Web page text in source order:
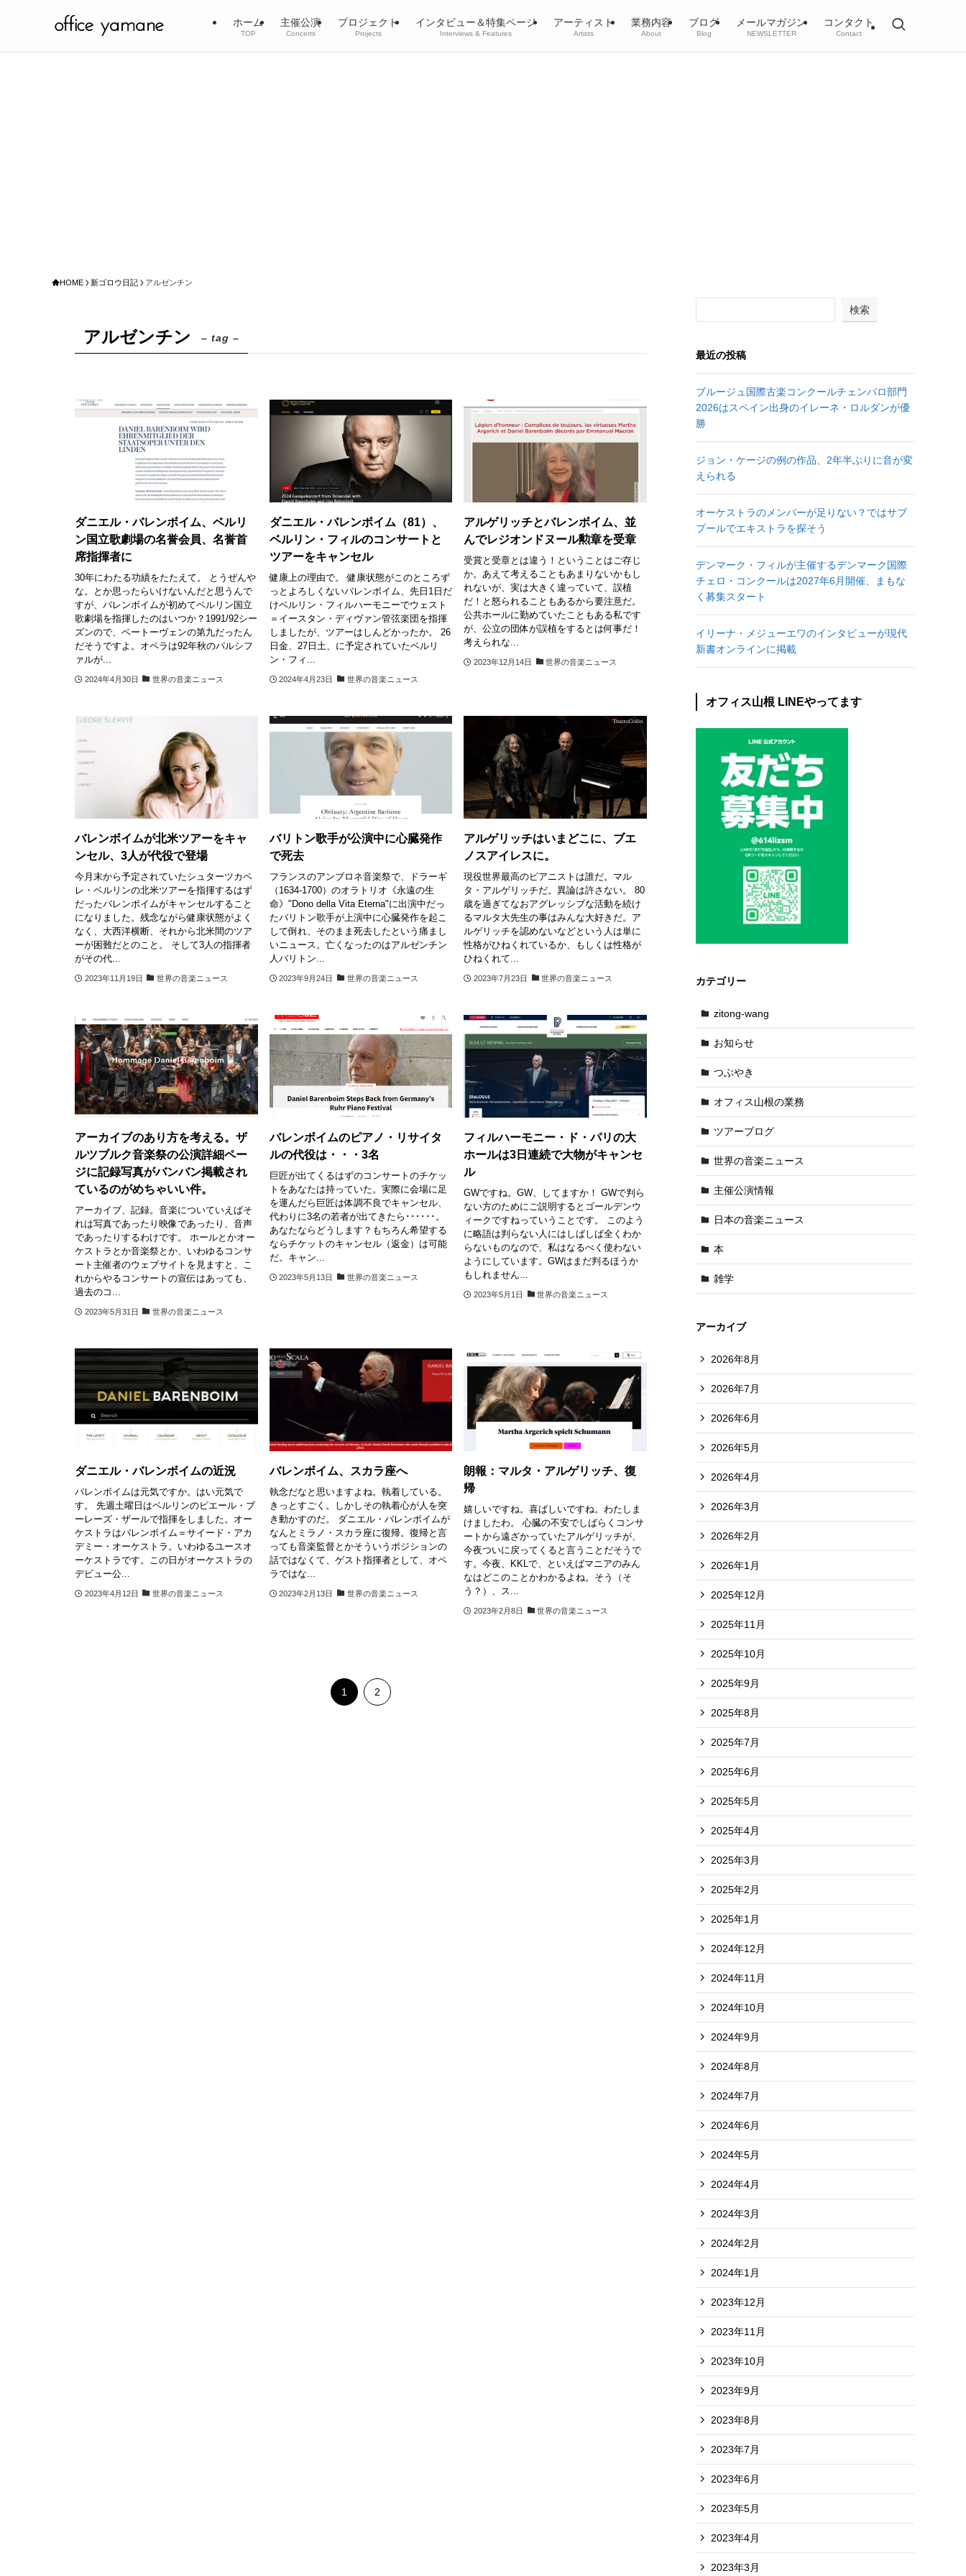
ホーム
TOP
主催公演
Concerts
プロジェクト
Projects
インタビュー＆特集ページ
Interviews & Features
アーティスト
Artists
業務内容
About
ブログ
Blog
メールマガジン
NEWSLETTER
コンタクト
Contact
HOME 新ゴロウ日記 アルゼンチン
アルゼンチン – tag –
ダニエル・バレンボイム、ベルリ
ン国立歌劇場の名誉会員、名誉首
席指揮者に
30年にわたる功績をたたえて。 とうぜんや
な。とか思ったらいけないんだと思うんで
すが、バレンボイムが初めてベルリン国立
歌劇場を指揮したのはいつか？1991/92シー
ズンので、ベートーヴェンの第九だったん
だそうですよ。オペラは92年秋のパルシフ
ァルが...
2024年4月30日 世界の音楽ニュース
ダニエル・バレンボイム（81）、
ベルリン・フィルのコンサートと
ツアーをキャンセル
健康上の理由で。 健康状態がこのところず
っとよろしくないバレンボイム、先日1日だ
けベルリン・フィルハーモニーでウェスト
＝イースタン・ディヴァン管弦楽団を指揮
しましたが、ツアーはしんどかったか。 26
日金、27日土、に予定されていたベルリ
ン・フィ...
2024年4月23日 世界の音楽ニュース
アルゲリッチとバレンボイム、並
んでレジオンドヌール勲章を受章
受賞と受章とは違う！ということはご存じ
か。あえて考えることもあまりないかもし
れないが、実は大きく違っていて、誤植
だ！と怒られることもあるから要注意だ。
公共ホールに勤めていたこともある私です
が、公立の団体が誤植をするとは何事だ！
考えられな...
2023年12月14日 世界の音楽ニュース
バレンボイムが北米ツアーをキャ
ンセル、3人が代役で登場
今月末から予定されていたシュターツカペ
レ・ベルリンの北米ツアーを指揮するはず
だったバレンボイムがキャンセルすること
になりました。残念ながら健康状態がよく
なく、大西洋横断、それから北米間のツア
ーが困難だとのこと。 そして3人の指揮者
がその代...
2023年11月19日 世界の音楽ニュース
バリトン歌手が公演中に心臓発作
で死去
フランスのアンブロネ音楽祭で、ドラーギ
（1634-1700）のオラトリオ《永遠の生
命》"Dono della Vita Eterna"に出演中だっ
たバリトン歌手が上演中に心臓発作を起こ
して倒れ、そのまま死去したという痛まし
いニュース。亡くなったのはアルゼンチン
人バリトン...
2023年9月24日 世界の音楽ニュース
アルゲリッチはいまどこに、ブエ
ノスアイレスに。
現役世界最高のピアニストは誰だ。マル
タ・アルゲリッチだ。異論は許さない。 80
歳を過ぎてなおアグレッシブな活動を続け
るマルタ大先生の事はみんな大好きだ。ア
ルゲリッチを認めないなどという人は単に
性格がひねくれているか、もしくは性格が
ひねくれて...
2023年7月23日 世界の音楽ニュース
アーカイブのあり方を考える。ザ
ルツブルク音楽祭の公演詳細ペー
ジに記録写真がバンバン掲載され
ているのがめちゃいい件。
アーカイブ、記録。音楽についていえばそ
れは写真であったり映像であったり、音声
であったりするわけです。 ホールとかオー
ケストラとか音楽祭とか、いわゆるコンサ
ート主催者のウェブサイトを見ますと、こ
れからやるコンサートの宣伝はあっても、
過去のコ...
2023年5月31日 世界の音楽ニュース
バレンボイムのピアノ・リサイタ
ルの代役は・・・3名
巨匠が出てくるはずのコンサートのチケッ
トをあなたは持っていた。実際に会場に足
を運んだら巨匠は体調不良でキャンセル、
代わりに3名の若者が出てきたら･･････。
あなたならどうします？もちろん希望する
ならチケットのキャンセル（返金）は可能
だ。キャン...
2023年5月13日 世界の音楽ニュース
フィルハーモニー・ド・パリの大
ホールは3日連続で大物がキャンセ
ル
GWですね。GW、してますか！ GWで判ら
ない方のためにご説明するとゴールデンウ
ィークですねっていうことです。 このよう
に略語は判らない人にはしばしば全くわか
らないものなので、私はなるべく使わない
ようにしています。GWはまだ判るほうか
もしれません...
2023年5月1日 世界の音楽ニュース
ダニエル・バレンボイムの近況
バレンボイムは元気ですか。はい元気で
す。 先週土曜日はベルリンのピエール・ブ
ーレーズ・ザールで指揮をしました。オー
ケストラはバレンボイム＝サイード・アカ
デミー・オーケストラ。いわゆるユースオ
ーケストラです。この日がオーケストラの
デビュー公...
2023年4月12日 世界の音楽ニュース
バレンボイム、スカラ座へ
執念だなと思いますよね。執着している。
きっとすごく。しかしその執着心が人を突
き動かすのだ。 ダニエル・バレンボイムが
なんとミラノ・スカラ座に復帰。復帰と言
っても音楽監督とかそういうポジションの
話ではなくて、ゲスト指揮者として、オペ
ラではな...
2023年2月13日 世界の音楽ニュース
朗報：マルタ・アルゲリッチ、復
帰
嬉しいですね。喜ばしいですね。わたしま
けましたわ。 心臓の不安でしばらくコンサ
ートから遠ざかっていたアルゲリッチが、
今夜ついに戻ってくると言うことだそうで
す。今夜、KKLで、といえばマニアのみん
なはどこのことかわかるよね。そう（そ
う？）、ス...
2023年2月8日 世界の音楽ニュース
1 2
検索
最近の投稿
ブルージュ国際古楽コンクールチェンバロ部門
2026はスペイン出身のイレーネ・ロルダンが優
勝
ジョン・ケージの例の作品、2年半ぶりに音が変
えられる
オーケストラのメンバーが足りない？ではサブ
プールでエキストラを探そう
デンマーク・フィルが主催するデンマーク国際
チェロ・コンクールは2027年6月開催、まもな
く募集スタート
イリーナ・メジューエワのインタビューが現代
新書オンラインに掲載
オフィス山根 LINEやってます
カテゴリー
zitong-wang
お知らせ
つぶやき
オフィス山根の業務
ツアーブログ
世界の音楽ニュース
主催公演情報
日本の音楽ニュース
本
雑学
アーカイブ
2026年8月
2026年7月
2026年6月
2026年5月
2026年4月
2026年3月
2026年2月
2026年1月
2025年12月
2025年11月
2025年10月
2025年9月
2025年8月
2025年7月
2025年6月
2025年5月
2025年4月
2025年3月
2025年2月
2025年1月
2024年12月
2024年11月
2024年10月
2024年9月
2024年8月
2024年7月
2024年6月
2024年5月
2024年4月
2024年3月
2024年2月
2024年1月
2023年12月
2023年11月
2023年10月
2023年9月
2023年8月
2023年7月
2023年6月
2023年5月
2023年4月
2023年3月